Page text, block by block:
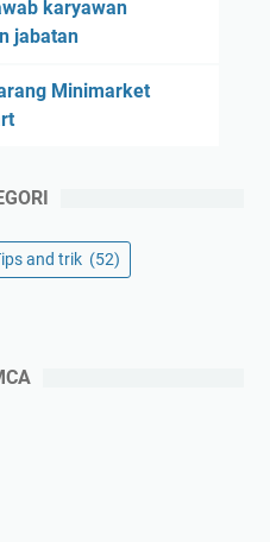
karyawan
jabatan
Minimarket
and trik (52)